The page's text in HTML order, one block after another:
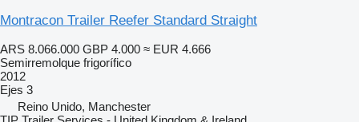
Montracon Trailer Reefer Standard Straight
ARS 8.066.000 GBP 4.000 ≈ EUR 4.666
Semirremolque frigorífico
2012
Ejes 3
Reino Unido, Manchester